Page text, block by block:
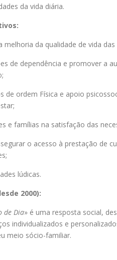
da vida diária.
melhoria da qualidade de vida
de dependência e promover a
de ordem Física e apoio
e famílias na satisfação das
o acesso à prestação de
lúdicas.
2000):
de Dia» é uma resposta social,
individualizados e
meio sócio-familiar.